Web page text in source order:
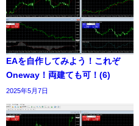
EAを自作してみよう！これぞ
Oneway！両建ても可！(6)
2025年5月7日